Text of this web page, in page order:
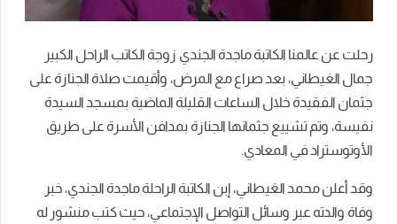
رحلت عن عالمنا الكاتبة ماجدة الجندي زوجة الكاتب الراحل الكبير
جمال الغيطاني، بعد صراع مع المرض، وأقيمت صلاة الجنازة على
جثمان الفقيدة خلال الساعات القليلة الماضية بمسجد السيدة
نفيسة، وتم تشييع جثمانها الجنازة بمدافن الأسرة على طريق
الأوتوستراد في المعادي.
وقد أعلن محمد الغيطاني، إبن الكاتبة الراحلة ماجدة الجندي، خبر
وفاة والدته عبر وسائل التواصل الإجتماعي، حيث كتب منشور له